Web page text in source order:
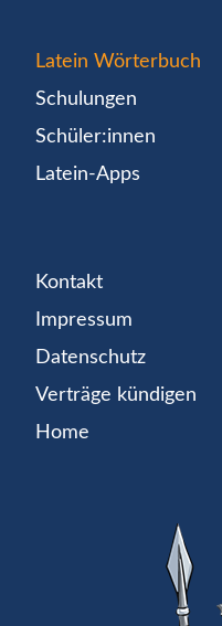
Latein Wörterbuch
Schulungen
Schüler:innen
Latein-Apps
Kontakt
Impressum
Datenschutz
Verträge kündigen
Home